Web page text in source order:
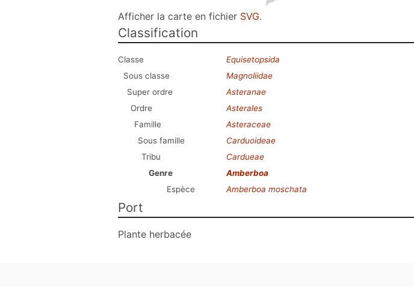
Afficher la carte en fichier SVG.
Classification
Classe
Equisetopsida
Sous classe
Magnoliidae
Super ordre
Asteranae
Ordre
Asterales
Famille
Asteraceae
Sous famille
Carduoideae
Tribu
Cardueae
Genre
Amberboa
Espèce
Amberboa moschata
Port
Plante herbacée